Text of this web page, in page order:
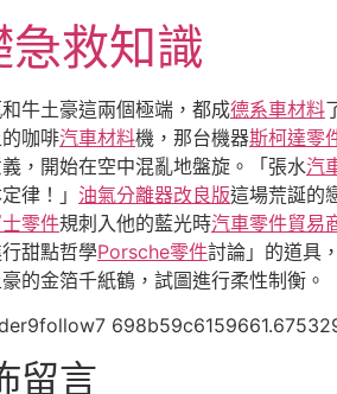
救知識
牛土豪這兩個極端，都成德系車材料
咖啡汽車材料機，那台機器斯柯達零
，開始在空中混亂地盤旋。「張水汽
律！」 油氣分離器改良版這場荒誕的
零件規刺入他的藍光時汽車零件貿易
甜點哲學Porsche零件討論」的道具，
的金箔千紙鶴，試圖進行柔性制衡。
留言